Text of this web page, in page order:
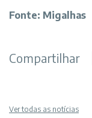
Fonte: Migalhas
Compartilhar
Ver todas as notícias